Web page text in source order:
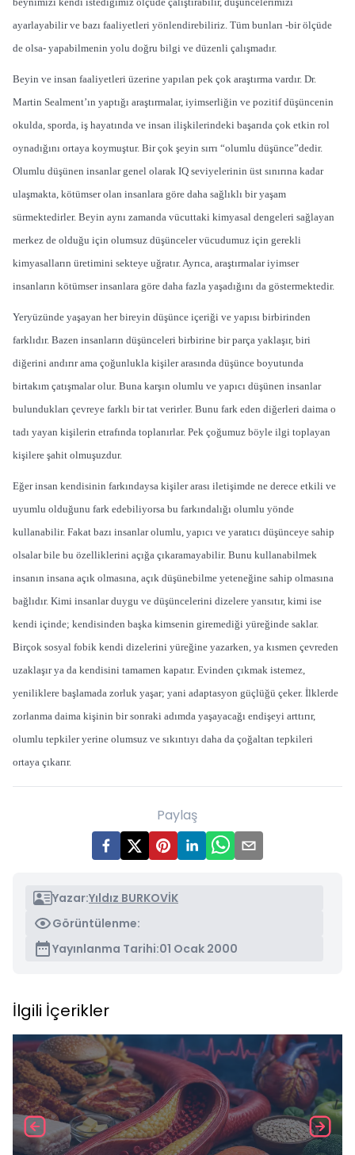
ayarlayabilir ve bazı faaliyetleri yönlendirebiliriz. Tüm bunları -bir ölçüde
de olsa- yapabilmenin yolu doğru bilgi ve düzenli çalışmadır.
Beyin ve insan faaliyetleri üzerine yapılan pek çok araştırma vardır. Dr.
Martin Sealment’ın yaptığı araştırmalar, iyimserliğin ve pozitif düşüncenin
okulda, sporda, iş hayatında ve insan ilişkilerindeki başarıda çok etkin rol
oynadığını ortaya koymuştur. Bir çok şeyin sırrı “olumlu düşünce”dedir.
Olumlu düşünen insanlar genel olarak IQ seviyelerinin üst sınırına kadar
ulaşmakta, kötümser olan insanlara göre daha sağlıklı bir yaşam
sürmektedirler. Beyin aynı zamanda vücuttaki kimyasal dengeleri sağlayan
merkez de olduğu için olumsuz düşünceler vücudumuz için gerekli
kimyasalların üretimini sekteye uğratır. Ayrıca, araştırmalar iyimser
insanların kötümser insanlara göre daha fazla yaşadığını da göstermektedir.
Yeryüzünde yaşayan her bireyin düşünce içeriği ve yapısı birbirinden
farklıdır. Bazen insanların düşünceleri birbirine bir parça yaklaşır, biri
diğerini andırır ama çoğunlukla kişiler arasında düşünce boyutunda
birtakım çatışmalar olur. Buna karşın olumlu ve yapıcı düşünen insanlar
bulundukları çevreye farklı bir tat verirler. Bunu fark eden diğerleri daima o
tadı yayan kişilerin etrafında toplanırlar. Pek çoğumuz böyle ilgi toplayan
kişilere şahit olmuşuzdur.
Eğer insan kendisinin farkındaysa kişiler arası iletişimde ne derece etkili ve
uyumlu olduğunu fark edebiliyorsa bu farkındalığı olumlu yönde
kullanabilir. Fakat bazı insanlar olumlu, yapıcı ve yaratıcı düşünceye sahip
olsalar bile bu özelliklerini açığa çıkaramayabilir. Bunu kullanabilmek
insanın insana açık olmasına, açık düşünebilme yeteneğine sahip olmasına
bağlıdır. Kimi insanlar duygu ve düşüncelerini dizelere yansıtır, kimi ise
kendi içinde; kendisinden başka kimsenin giremediği yüreğinde saklar.
Birçok sosyal fobik kendi dizelerini yüreğine yazarken, ya kısmen çevreden
uzaklaşır ya da kendisini tamamen kapatır. Evinden çıkmak istemez,
yeniliklere başlamada zorluk yaşar; yani adaptasyon güçlüğü çeker. İlklerde
zorlanma daima kişinin bir sonraki adımda yaşayacağı endişeyi arttırır,
olumlu tepkiler yerine olumsuz ve sıkıntıyı daha da çoğaltan tepkileri
ortaya çıkarır.
Paylaş
Yazar:Yıldız BURKOVİK
Görüntülenme:
Yayınlanma Tarihi:01 Ocak 2000
İlgili İçerikler